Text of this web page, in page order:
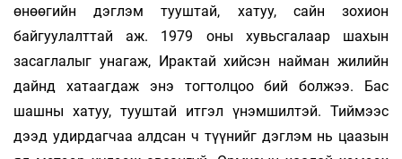
өнөөгийн дэглэм тууштай, хатуу, сайн зохион
байгуулалттай аж. 1979 оны хувьсгалаар шахын
засаглалыг унагаж, Ирактай хийсэн найман жилийн
дайнд хатаагдаж энэ тогтолцоо бий болжээ. Бас
шашны хатуу, тууштай итгэл үнэмшилтэй. Тиймээс
дээд удирдагчаа алдсан ч түүнийг дэглэм нь цаазын